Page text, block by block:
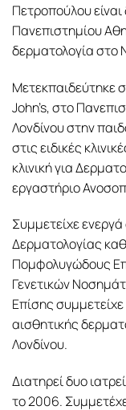
Πετροπούλου
Πανεπιστημίου
δερματολογία στο
Μετεκπαιδεύτηκε
John’s, στο
Λονδίνου στην
στις ειδικές
κλινική για
εργαστήριο
Συμμετείχε
Δερματολογίας
Πομφολυγώδους
Γενετικών
Επίσης
αισθητικής
Λονδίνου.
Διατηρεί δυο
το 2006.